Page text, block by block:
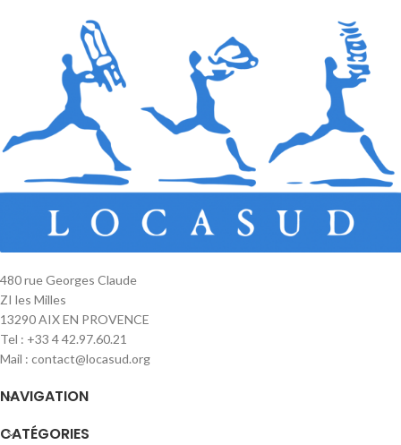
480 rue Georges Claude
ZI les Milles
13290 AIX EN PROVENCE
Tel : +33 4 42.97.60.21
Mail : contact@locasud.org
NAVIGATION
CATÉGORIES